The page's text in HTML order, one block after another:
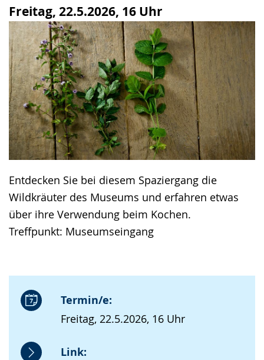
Freitag, 22.5.2026, 16 Uhr
Entdecken Sie bei diesem Spaziergang die
Wildkräuter des Museums und erfahren etwas
über ihre Verwendung beim Kochen.
Treffpunkt: Museumseingang
Termin/e:
Freitag, 22.5.2026, 16 Uhr
Link:
Gebärdensprache
wird
angezeigt.